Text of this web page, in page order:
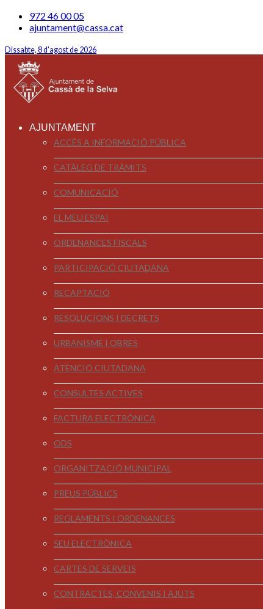
972 46 00 05
ajuntament@cassa.cat
Dissabte, 8 d'agost de 2026
AJUNTAMENT
ACCÉS A INFORMACIÓ PÚBLICA
CATÀLEG DE TRÀMITS
COMUNICACIÓ
EL MEU ESPAI
ORDENANCES FISCALS
PARTICIPACIÓ CIUTADANA
RECAPTACIÓ
RESOLUCIONS I DECRETS
URBANISME I OBRES
ATENCIÓ CIUTADANA
CONSULTES ACTIVES
FACTURA ELECTRÒNICA
ODS
ORGANITZACIÓ MUNICIPAL
PREUS PÚBLICS
REGLAMENTS I ORDENANCES
SEU ELECTRÒNICA
CARTES DE SERVEIS
CONTRACTES, CONVENIS I AJUTS